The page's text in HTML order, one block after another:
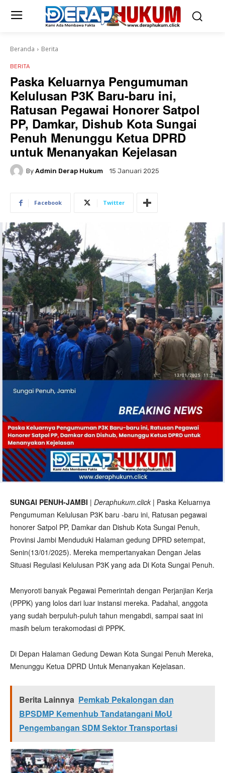
Beranda Berita
BERITA
Paska Keluarnya Pengumuman
Kelulusan P3K Baru-baru ini,
Ratusan Pegawai Honorer Satpol
PP, Damkar, Dishub Kota Sungai
Penuh Menunggu Ketua DPRD
untuk Menanyakan Kejelasan
By Admin Derap Hukum 15 Januari 2025
Facebook Twitter
SUNGAI PENUH-JAMBI | Deraphukum.click | Paska Keluarnya
Pengumuman Kelulusan P3K baru -baru ini, Ratusan pegawai
honorer Satpol PP, Damkar dan Dishub Kota Sungai Penuh,
Provinsi Jambi Menduduki Halaman gedung DPRD setempat,
Senin(13/01/2025). Mereka mempertanyakan Dengan Jelas
Situasi Regulasi Kelulusan P3K yang ada Di Kota Sungai Penuh.
Menyoroti banyak Pegawai Pemerintah dengan Perjanjian Kerja
(PPPK) yang lolos dari luar instansi mereka. Padahal, anggota
yang sudah berpuluh-puluh tahun mengabdi, sampai saat ini
masih belum terakomodasi di PPPK.
Di Depan Halaman Gedung Dewan Kota Sungai Penuh Mereka,
Menunggu Ketua DPRD Untuk Menanyakan Kejelasan.
Berita Lainnya Pemkab Pekalongan dan
BPSDMP Kemenhub Tandatangani MoU
Pengembangan SDM Sektor Transportasi